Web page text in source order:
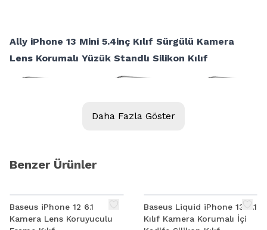
Ally iPhone 13 Mini 5.4inç Kılıf Sürgülü Kamera
Lens Korumalı Yüzük Standlı Silikon Kılıf
Daha Fazla Göster
Benzer Ürünler
Baseus iPhone 12 6.1
Kamera Lens Koruyuculu
Baseus Liquid iPhone 13 6.1
Kılıf Kamera Korumalı İçi